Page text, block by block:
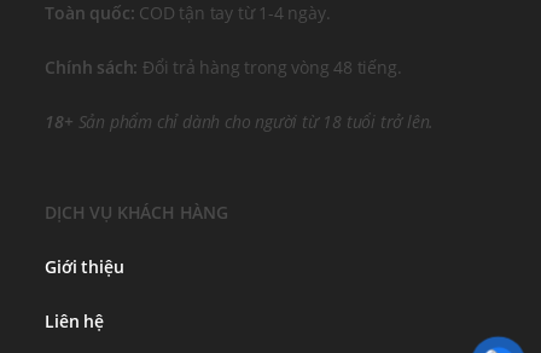
Toàn quốc: COD tận tay từ 1-4 ngày.
Chính sách: Đổi trả hàng trong vòng 48 tiếng.
18+ Sản phẩm chỉ dành cho người từ 18 tuổi trở lên.
DỊCH VỤ KHÁCH HÀNG
Giới thiệu
Liên hệ